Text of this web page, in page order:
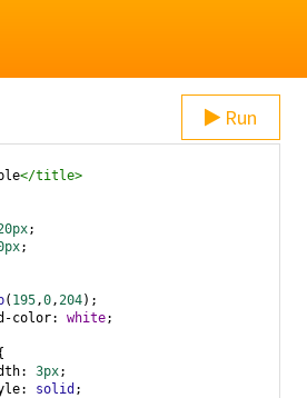
Run
</title>
;
;
( 195,0,204);
color: white;
: 3px;
: solid ;